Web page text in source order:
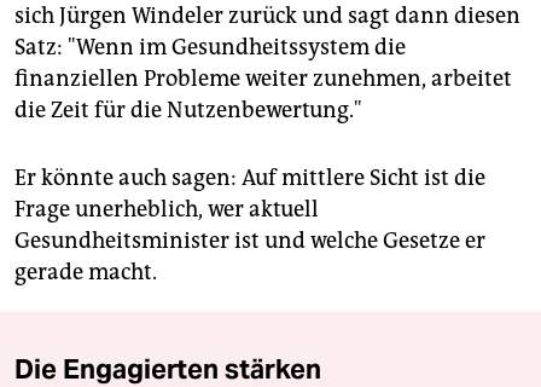
sich Jürgen Windeler zurück und sagt dann diesen
Satz: "Wenn im Gesundheitssystem die
finanziellen Probleme weiter zunehmen, arbeitet
die Zeit für die Nutzenbewertung."
Er könnte auch sagen: Auf mittlere Sicht ist die
Frage unerheblich, wer aktuell
Gesundheitsminister ist und welche Gesetze er
gerade macht.
Die Engagierten stärken